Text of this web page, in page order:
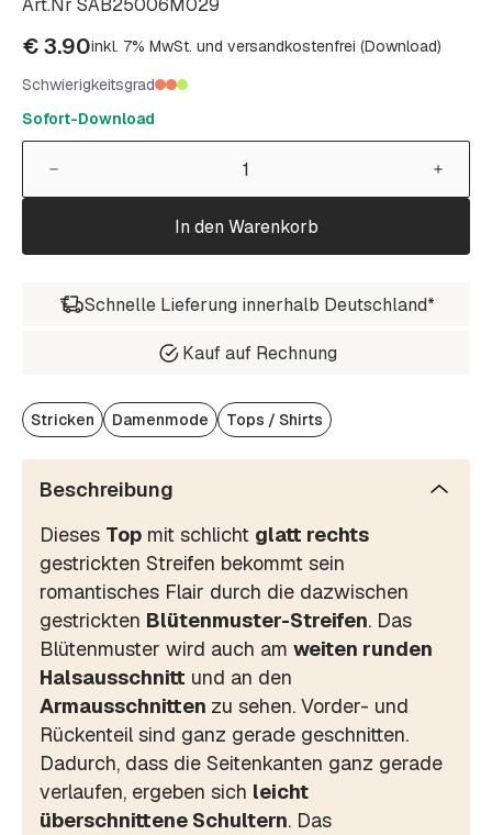
Art.Nr SAB25006M029
€3.90inkl. 7% MwSt. und versandkostenfrei (Download)
Schwierigkeitsgrad
Sofort-Download
In den Warenkorb
Schnelle Lieferung innerhalb Deutschland*
Kauf auf Rechnung
Stricken Damenmode Tops / Shirts
Beschreibung
Dieses Top mit schlicht glatt rechts
gestrickten Streifen bekommt sein
romantisches Flair durch die dazwischen
gestrickten Blütenmuster-Streifen. Das
Blütenmuster wird auch am weiten runden
Halsausschnitt und an den
Armausschnitten zu sehen. Vorder- und
Rückenteil sind ganz gerade geschnitten.
Dadurch, dass die Seitenkanten ganz gerade
verlaufen, ergeben sich leicht
überschnittene Schultern. Das